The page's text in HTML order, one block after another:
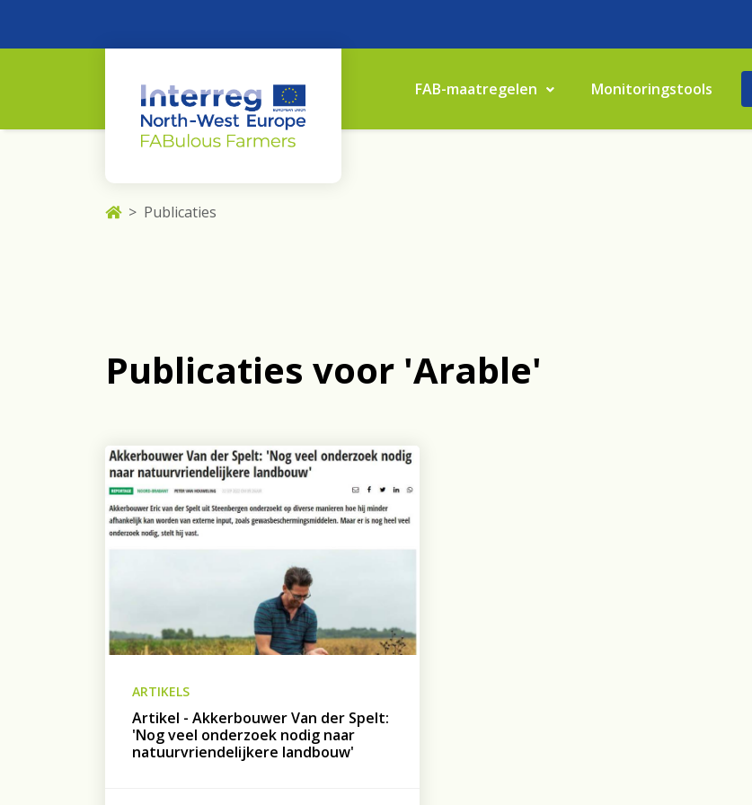
FAB-maatregelen Monitoringstools
Publicaties
Publicaties voor 'Arable'
ARTIKELS
Artikel - Akkerbouwer Van der Spelt:
'Nog veel onderzoek nodig naar
natuurvriendelijkere landbouw'